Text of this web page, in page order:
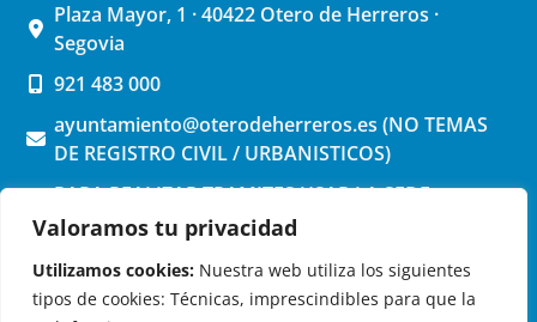
Valoramos tu privacidad
Utilizamos cookies: Nuestra web utiliza los siguientes
tipos de cookies: Técnicas, imprescindibles para que la
Plaza Mayor, 1 · 40422 Otero de Herreros ·
Segovia
921 483 000
ayuntamiento@oterodeherreros.es (NO TEMAS
DE REGISTRO CIVIL / URBANISTICOS)
PARA REALIZAR TRAMITES USAR LA SEDE
ELECTRONICA (pinchar aquí)